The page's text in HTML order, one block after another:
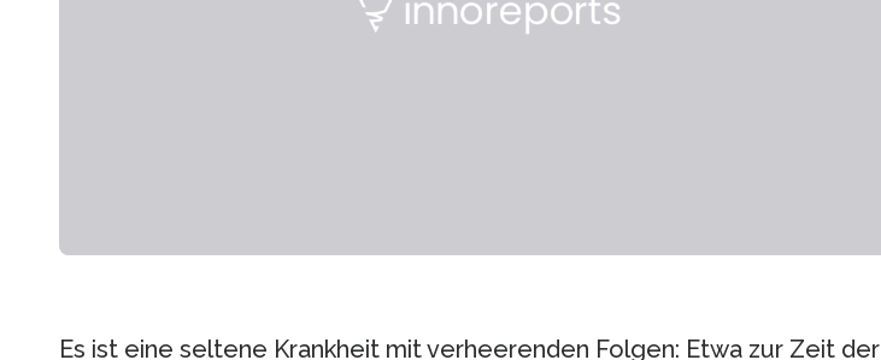
Es ist eine seltene Krankheit mit verheerenden Folgen: Etwa zur Zeit der